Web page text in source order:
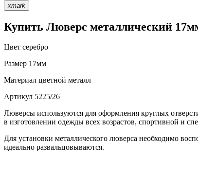
xmark
Купить Люверс металлический
Цвет серебро
Размер 17мм
Материал цветной металл
Артикул 5225/26
Люверсы используются для оформления круглых
в изготовлении одежды всех возрастов, спортивной и
Для установки металлического люверса необходимо
идеально развальцовываются.